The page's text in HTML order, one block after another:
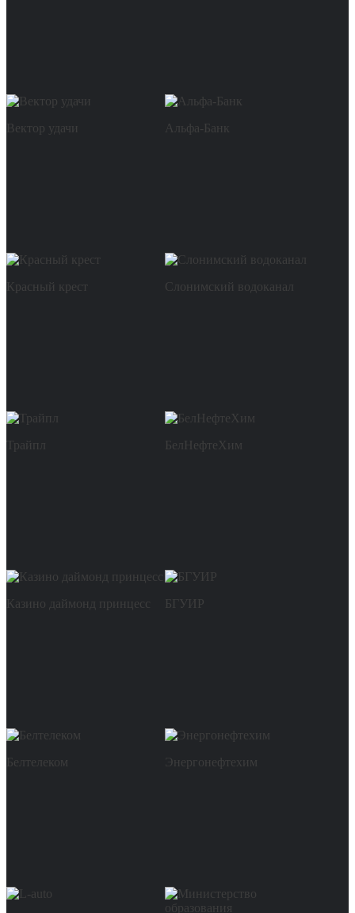
Вектор удачи Альфа-Банк
Красный крест Слонимский водоканал
Трайпл БелНефтеХим
Казино даймонд принцесс БГУИР
Белтелеком Энергонефтехим